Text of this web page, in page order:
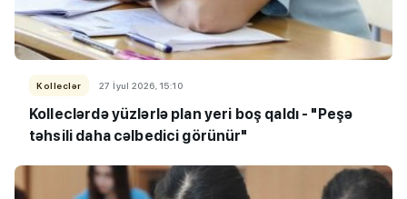
Kolleclər 27 İyul 2026, 15:10
Kolleclərdə yüzlərlə plan yeri boş qaldı - "Peşə
təhsili daha cəlbedici görünür"